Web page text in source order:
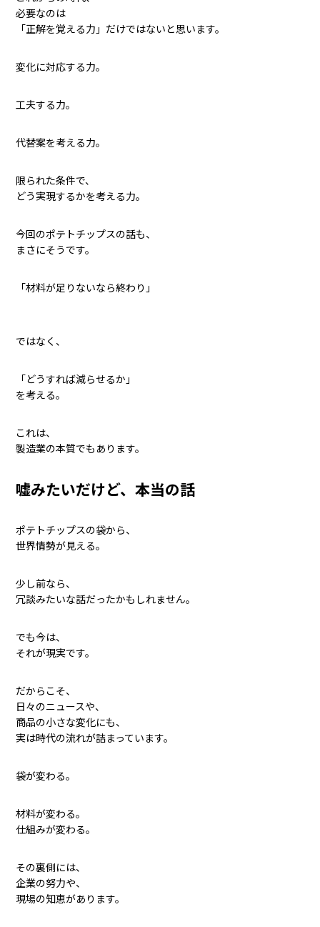
必要なのは
「正解を覚える力」だけではないと思います。
変化に対応する力。
工夫する力。
代替案を考える力。
限られた条件で、
どう実現するかを考える力。
今回のポテトチップスの話も、
まさにそうです。
「材料が足りないなら終わり」
ではなく、
「どうすれば減らせるか」
を考える。
これは、
製造業の本質でもあります。
嘘みたいだけど、本当の話
ポテトチップスの袋から、
世界情勢が見える。
少し前なら、
冗談みたいな話だったかもしれません。
でも今は、
それが現実です。
だからこそ、
日々のニュースや、
商品の小さな変化にも、
実は時代の流れが詰まっています。
袋が変わる。
材料が変わる。
仕組みが変わる。
その裏側には、
企業の努力や、
現場の知恵があります。